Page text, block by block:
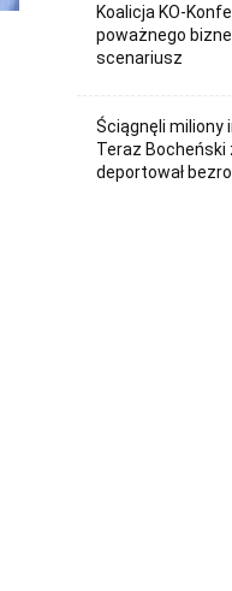
Koalicja KO-
poważnego
scenariusz
Ściągnęli miliony
Teraz Bocheński
deportował